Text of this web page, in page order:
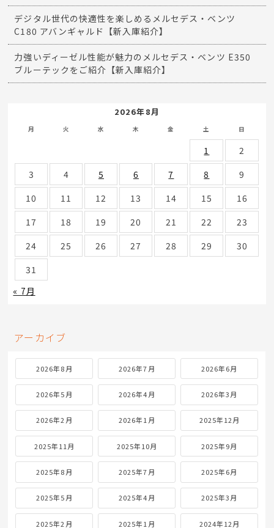
デジタル世代の快適性を楽しめるメルセデス・ベンツ
C180 アバンギャルド【新入庫紹介】
力強いディーゼル性能が魅力のメルセデス・ベンツ E350
ブルーテックをご紹介【新入庫紹介】
2026年8月
月 火 水 木 金 土 日
1
2
3
4 5 6 7 8
9
10
11 12 13 14 15
16
17
18 19 20 21 22
23
24
25 26 27 28 29
30
31
« 7月
アーカイブ
2026年8月 2026年7月 2026年6月
2026年5月 2026年4月 2026年3月
2026年2月 2026年1月 2025年12月
2025年11月 2025年10月 2025年9月
2025年8月 2025年7月 2025年6月
2025年5月 2025年4月 2025年3月
2025年2月 2025年1月 2024年12月